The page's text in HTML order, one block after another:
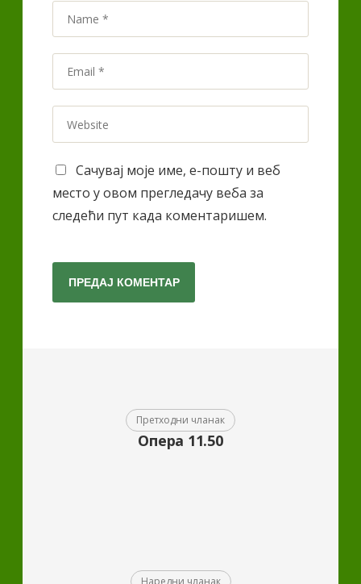
Name
*
Email
*
Website
Сачувај моје име, е-пошту и веб
место у овом прегледачу веба за
следећи пут када коментаришем.
Претходни чланак
Опера 11.50